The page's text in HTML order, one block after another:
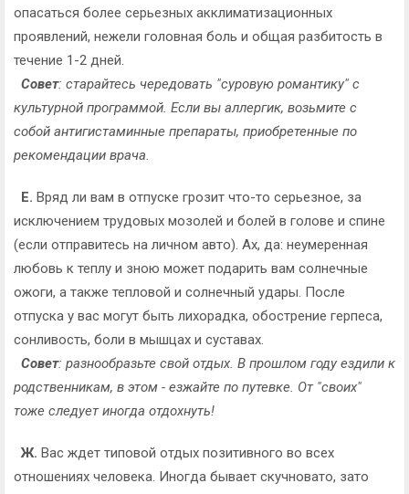
опасаться более серьезных акклиматизационных
проявлений, нежели головная боль и общая разбитость в
течение 1-2 дней.
Совет: старайтесь чередовать "суровую романтику" с
культурной программой. Если вы аллергик, возьмите с
собой антигистаминные препараты, приобретенные по
рекомендации врача.
Е. Вряд ли вам в отпуске грозит что-то серьезное, за
исключением трудовых мозолей и болей в голове и спине
(если отправитесь на личном авто). Ах, да: неумеренная
любовь к теплу и зною может подарить вам солнечные
ожоги, а также тепловой и солнечный удары. После
отпуска у вас могут быть лихорадка, обострение герпеса,
сонливость, боли в мышцах и суставах.
Совет: разнообразьте свой отдых. В прошлом году ездили к
родственникам, в этом - езжайте по путевке. От "своих"
тоже следует иногда отдохнуть!
Ж. Вас ждет типовой отдых позитивного во всех
отношениях человека. Иногда бывает скучновато, зато